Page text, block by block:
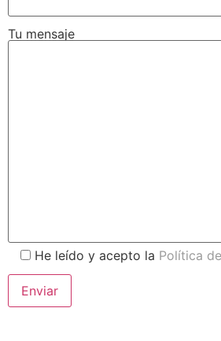
Tu mensaje
He leído y acepto la Política